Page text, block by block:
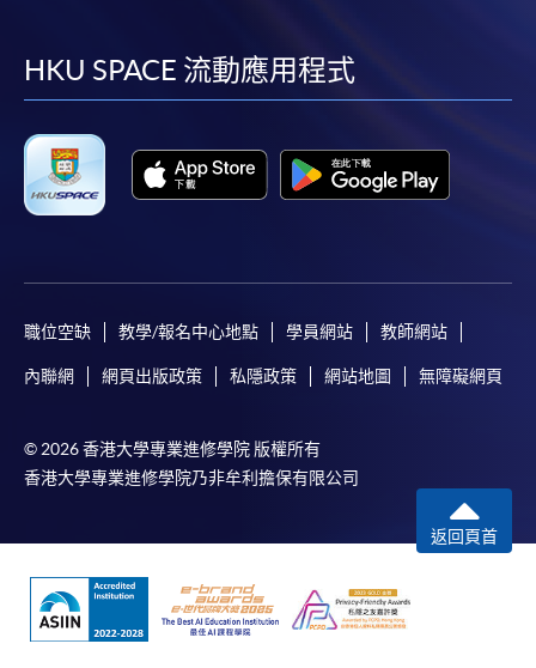
facebook
youtube
linkedin
HKU SPACE 流動應用程式
職位空缺 教學/報名中心地點 學員網站 教師網站
內聯網 網頁出版政策 私隱政策 網站地圖 無障礙網頁
© 2026 香港大學專業進修學院 版權所有
香港大學專業進修學院乃非牟利擔保有限公司
返回頁首